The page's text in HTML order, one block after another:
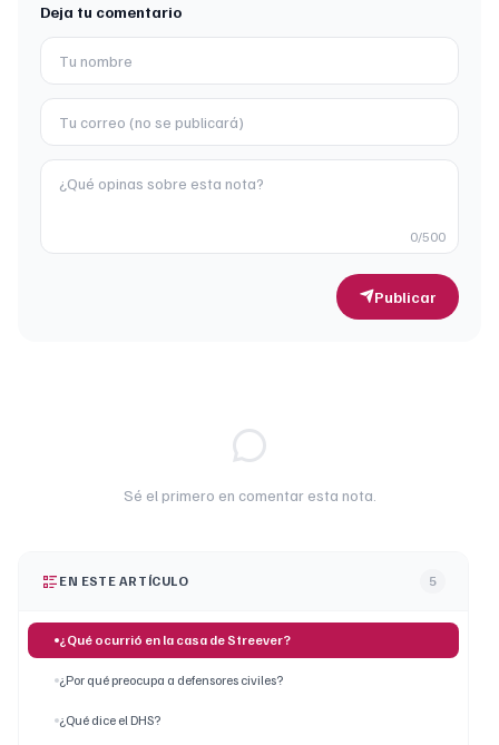
Deja tu comentario
0/500
Publicar
Sé el primero en comentar esta nota.
EN ESTE ARTÍCULO 5
¿Qué ocurrió en la casa de Streever?
¿Por qué preocupa a defensores civiles?
¿Qué dice el DHS?